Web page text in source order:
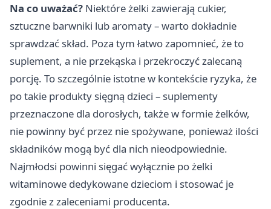
Na co uważać? Niektóre żelki zawierają cukier,
sztuczne barwniki lub aromaty – warto dokładnie
sprawdzać skład. Poza tym łatwo zapomnieć, że to
suplement, a nie przekąska i przekroczyć zalecaną
porcję. To szczególnie istotne w kontekście ryzyka, że
po takie produkty sięgną dzieci – suplementy
przeznaczone dla dorosłych, także w formie żelków,
nie powinny być przez nie spożywane, ponieważ ilości
składników mogą być dla nich nieodpowiednie.
Najmłodsi powinni sięgać wyłącznie po żelki
witaminowe dedykowane dzieciom i stosować je
zgodnie z zaleceniami producenta.